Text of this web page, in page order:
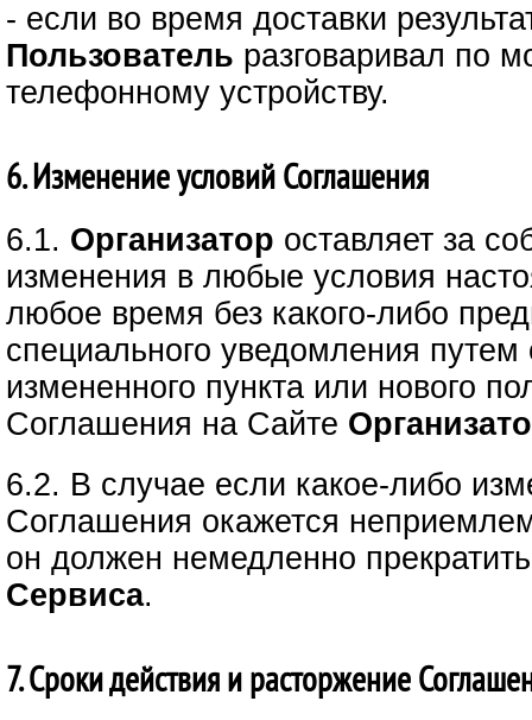
- если во время доставки
Пользователь разговаривал по
телефонному устройству.
6. Изменение условий Соглашения
6.1. Организатор оставляет за
изменения в любые условия
любое время без какого-либо
специального уведомления путем
измененного пункта или нового
Соглашения на Сайте
6.2. В случае если какое-либо
Соглашения окажется
он должен немедленно
Сервиса.
7. Сроки действия и расторжение